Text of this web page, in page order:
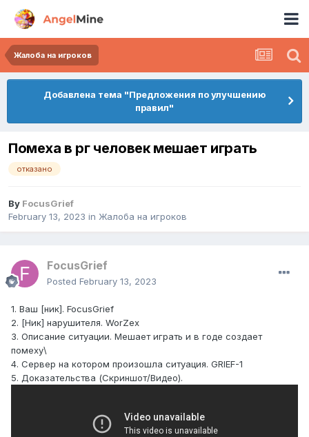
Жалоба на игроков
Добавлена тема "Предложения по улучшению
правил"
Помеха в рг человек мешает играть
отказано
By FocusGrief
February 13, 2023 in Жалоба на игроков
FocusGrief
Posted February 13, 2023
1. Ваш [ник]. FocusGrief
2. [Ник] нарушителя. WorZex
3. Описание ситуации. Мешает играть и в годе создает
помеху\
4. Сервер на котором произошла ситуация. GRIEF-1
5. Доказательства (Скриншот/Видео).